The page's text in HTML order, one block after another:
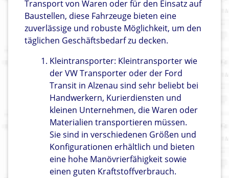
Transport von Waren oder für den Einsatz auf
Baustellen, diese Fahrzeuge bieten eine
zuverlässige und robuste Möglichkeit, um den
täglichen Geschäftsbedarf zu decken.
Kleintransporter: Kleintransporter wie
der VW Transporter oder der Ford
Transit in Alzenau sind sehr beliebt bei
Handwerkern, Kurierdiensten und
kleinen Unternehmen, die Waren oder
Materialien transportieren müssen.
Sie sind in verschiedenen Größen und
Konfigurationen erhältlich und bieten
eine hohe Manövrierfähigkeit sowie
einen guten Kraftstoffverbrauch.